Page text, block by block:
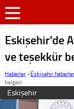
Eskişehir'de
ve teşekkür
Haberler >Eskişehir
belgesi
Eskişehir